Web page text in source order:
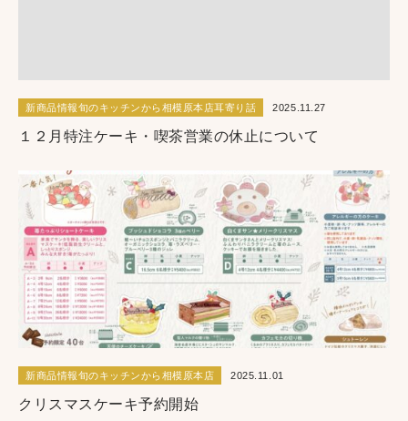
新商品情報旬のキッチンから相模原本店耳寄り話 2025.11.27
１２月特注ケーキ・喫茶営業の休止について
新商品情報旬のキッチンから相模原本店 2025.11.01
クリスマスケーキ予約開始